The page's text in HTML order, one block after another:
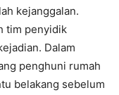
kejanggalan.
tim penyidik
Dalam
penghuni rumah
belakang sebelum